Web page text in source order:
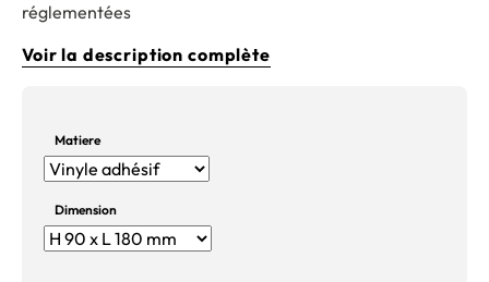
réglementées
Voir la description complète
Matiere
Dimension